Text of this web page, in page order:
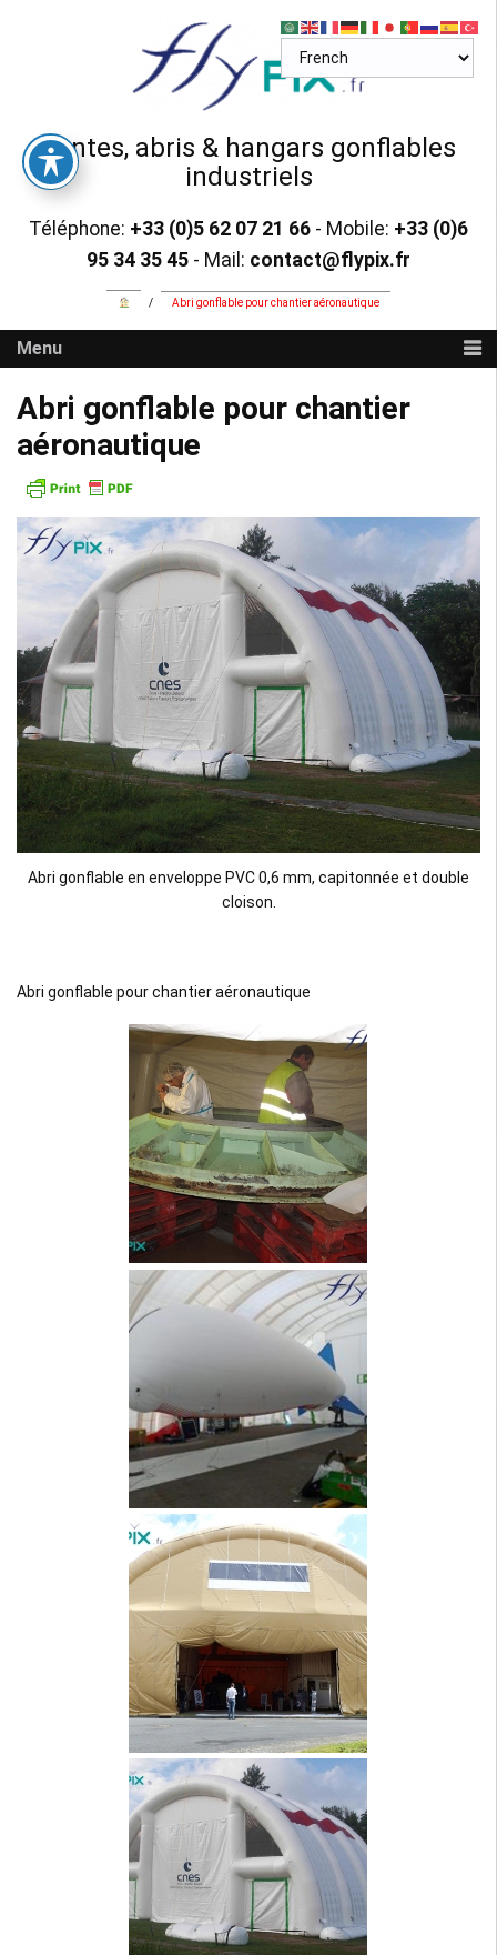
Tentes, abris & hangars gonflables
industriels
Téléphone: +33 (0)5 62 07 21 66 - Mobile: +33 (0)6
95 34 35 45 - Mail: contact@flypix.fr
/ Abri gonflable pour chantier aéronautique
Menu
Abri gonflable pour chantier
aéronautique
Abri gonflable en enveloppe PVC 0,6 mm, capitonnée et double
cloison.
Abri gonflable pour chantier aéronautique